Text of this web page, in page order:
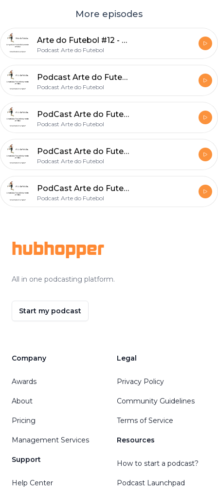
More episodes
Arte do Futebol #12 - Voltamos!
Podcast Arte do Futebol
Podcast Arte do Futebol #11 - A Final da Copa: França x Croácia!
Podcast Arte do Futebol
PodCast Arte do Futebol #10 - Como foram as quartas e as expectativas das semifinais da Copa
Podcast Arte do Futebol
PodCast Arte do Futebol #9 - Resumo das Oitavas e Quartas de final a vista!
Podcast Arte do Futebol
PodCast Arte do Futebol #8 - Primeira Fase, Decepção Alemã e Oitavas de Final
Podcast Arte do Futebol
hubhopper
All in one podcasting platform.
Start my podcast
Company
Awards
About
Pricing
Management Services
Support
Help Center
Legal
Privacy Policy
Community Guidelines
Terms of Service
Resources
How to start a podcast?
Podcast Launchpad